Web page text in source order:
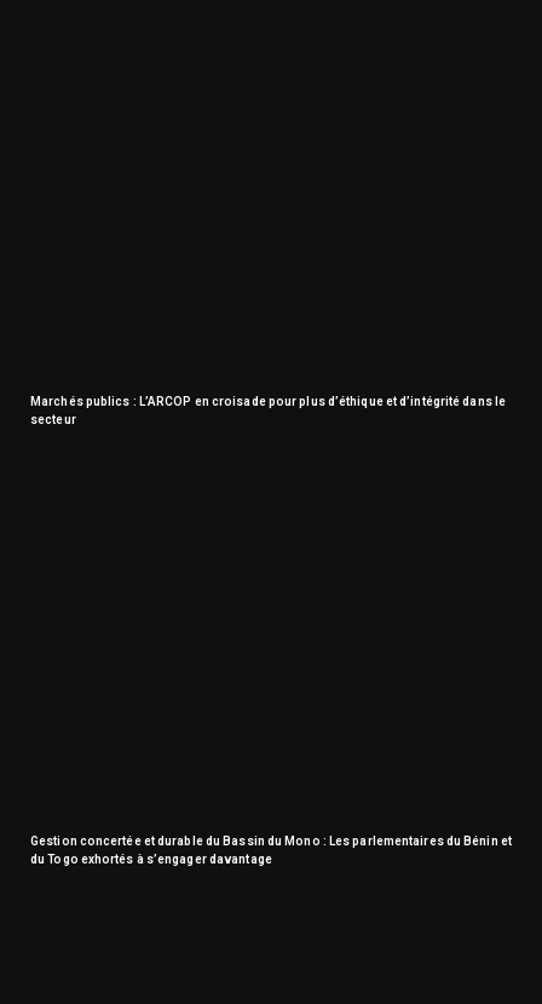
Marchés publics : L’ARCOP en croisade pour plus d’éthique et d’intégrité dans le
secteur
Gestion concertée et durable du Bassin du Mono : Les parlementaires du Bénin et
du Togo exhortés à s’engager davantage